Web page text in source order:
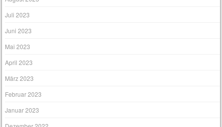
Juli 2023
Juni 2023
Mai 2023
April 2023
März 2023
Februar 2023
Januar 2023